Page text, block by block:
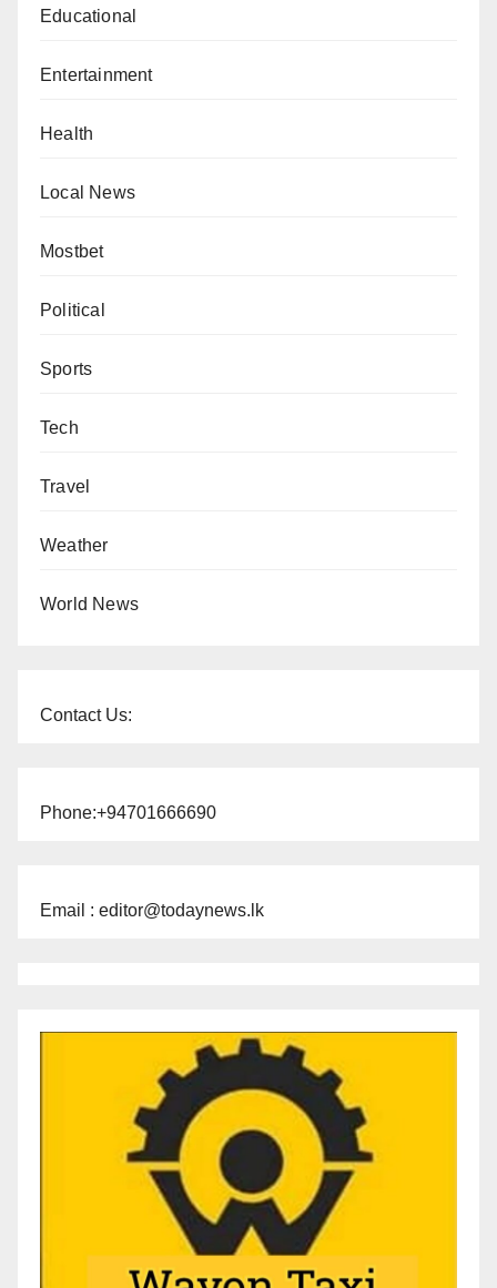
Educational
Entertainment
Health
Local News
Mostbet
Political
Sports
Tech
Travel
Weather
World News
Contact Us:
Phone:+94701666690
Email : editor@todaynews.lk